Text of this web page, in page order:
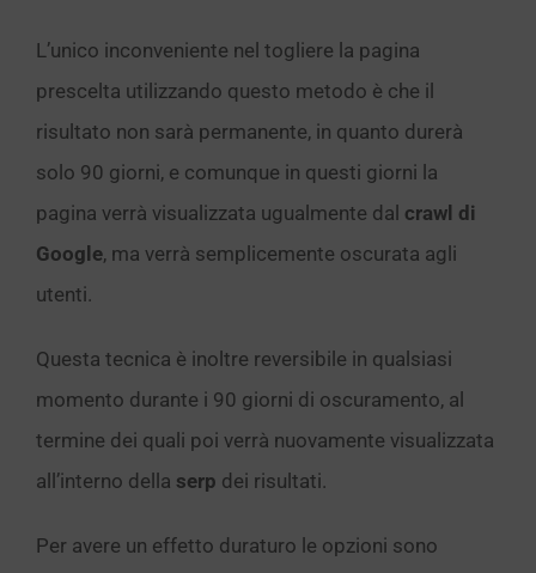
L’unico inconveniente nel togliere la pagina
prescelta utilizzando questo metodo è che il
risultato non sarà permanente, in quanto durerà
solo 90 giorni, e comunque in questi giorni la
pagina verrà visualizzata ugualmente dal crawl di
Google, ma verrà semplicemente oscurata agli
utenti.
Questa tecnica è inoltre reversibile in qualsiasi
momento durante i 90 giorni di oscuramento, al
termine dei quali poi verrà nuovamente visualizzata
all’interno della serp dei risultati.
Per avere un effetto duraturo le opzioni sono